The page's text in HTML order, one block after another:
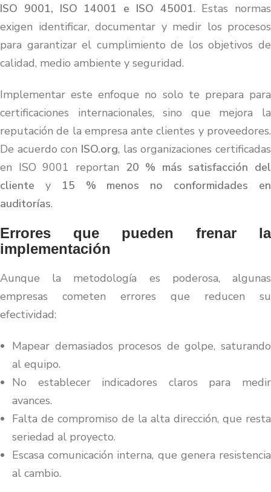
ISO 9001, ISO 14001 e ISO 45001. Estas normas
exigen identificar, documentar y medir los procesos
para garantizar el cumplimiento de los objetivos de
calidad, medio ambiente y seguridad.
Implementar este enfoque no solo te prepara para
certificaciones internacionales, sino que mejora la
reputación de la empresa ante clientes y proveedores.
De acuerdo con ISO.org, las organizaciones certificadas
en ISO 9001 reportan 20 % más satisfacción del
cliente y 15 % menos no conformidades en
auditorías.
Errores que pueden frenar la
implementación
Aunque la metodología es poderosa, algunas
empresas cometen errores que reducen su
efectividad:
Mapear demasiados procesos de golpe, saturando
al equipo.
No establecer indicadores claros para medir
avances.
Falta de compromiso de la alta dirección, que resta
seriedad al proyecto.
Escasa comunicación interna, que genera resistencia
al cambio.